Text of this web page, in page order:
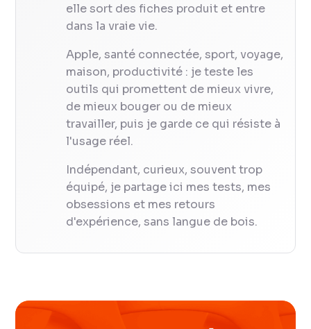
elle sort des fiches produit et entre
dans la vraie vie.
Apple, santé connectée, sport, voyage,
maison, productivité : je teste les
outils qui promettent de mieux vivre,
de mieux bouger ou de mieux
travailler, puis je garde ce qui résiste à
l'usage réel.
Indépendant, curieux, souvent trop
équipé, je partage ici mes tests, mes
obsessions et mes retours
d'expérience, sans langue de bois.